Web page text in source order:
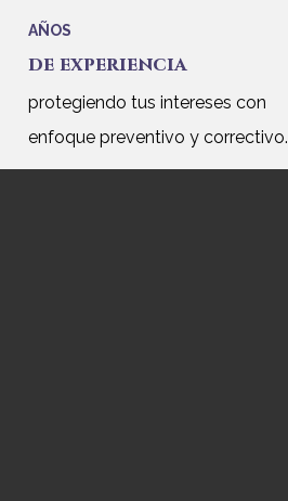
AÑOS
de experiencia
protegiendo tus intereses con
enfoque preventivo y correctivo.